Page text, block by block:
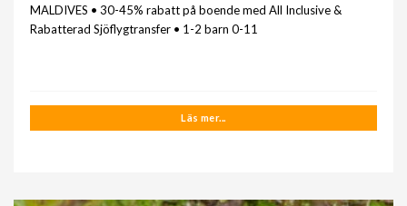
MALDIVES • 30-45% rabatt på boende med All Inclusive &
Rabatterad Sjöflygtransfer • 1-2 barn 0-11
Läs mer...